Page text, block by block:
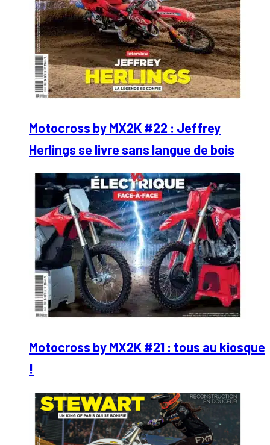
Motocross by MX2K #22 : Jeffrey
Herlings se livre sans langue de bois
Motocross by MX2K #21 : tous au kiosque
!